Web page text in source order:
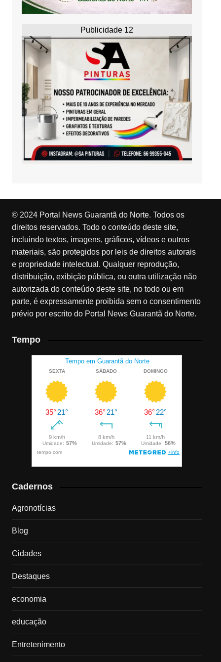
Publicidade 12
© 2024 Portal News Guarantã do Norte. Todos os
direitos reservados. Todo o conteúdo deste site,
incluindo textos, imagens, gráficos, vídeos e outros
materiais, são protegidos por leis de direitos autorais
e propriedade intelectual. Qualquer reprodução,
distribuição, exibição pública, ou outra utilização não
autorizada do conteúdo deste site, no todo ou em
parte, é expressamente proibida sem o consentimento
prévio por escrito do Portal News Guarantã do Norte.
Tempo
Cadernos
Agronotícias
Blog
Cidades
Destaques
economia
educação
Entretenimento